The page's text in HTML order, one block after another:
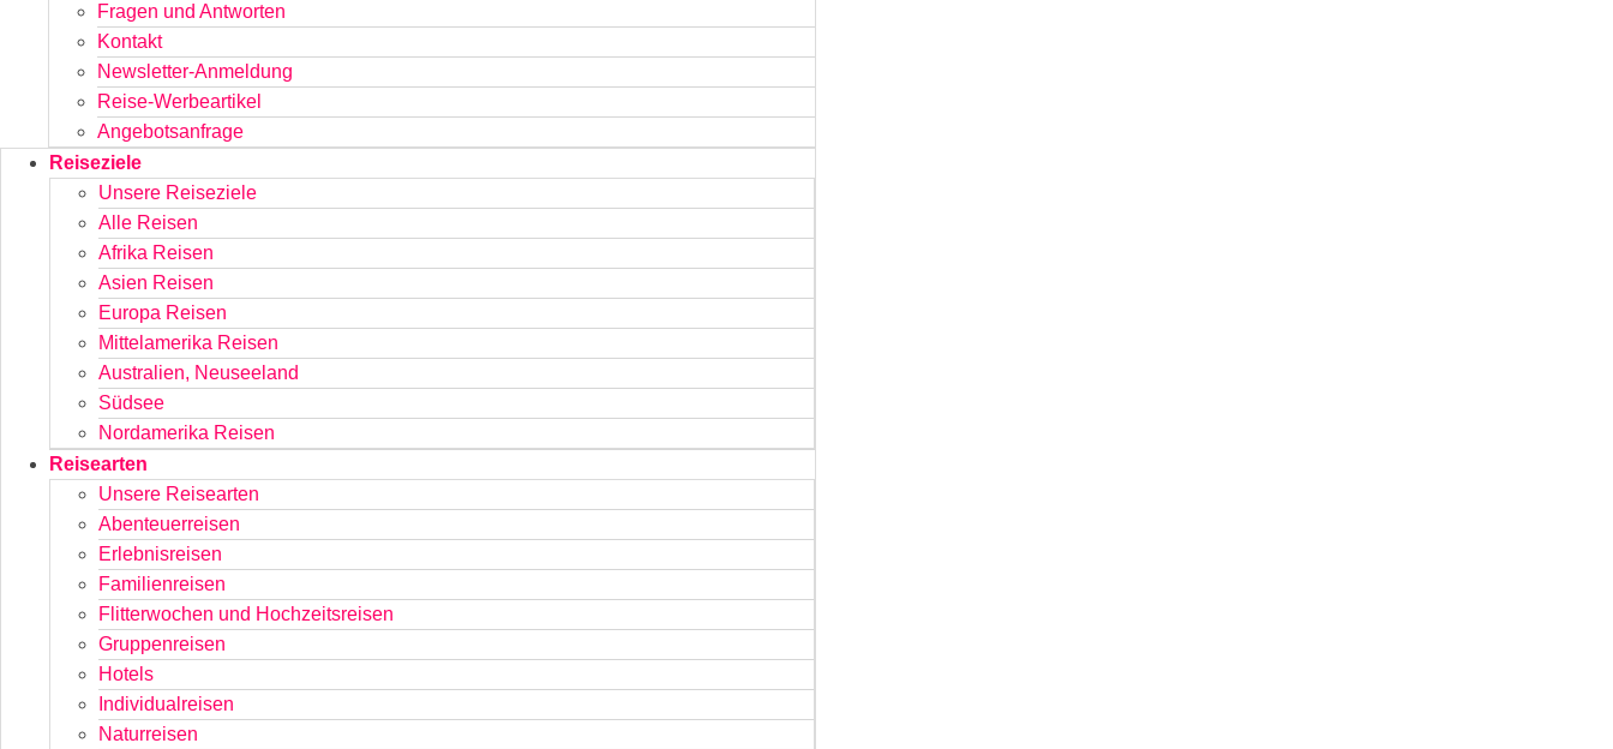
Fragen und Antworten
Kontakt
Newsletter-Anmeldung
Reise-Werbeartikel
Angebotsanfrage
Reiseziele
Unsere Reiseziele
Alle Reisen
Afrika Reisen
Asien Reisen
Europa Reisen
Mittelamerika Reisen
Australien, Neuseeland
Südsee
Nordamerika Reisen
Reisearten
Unsere Reisearten
Abenteuerreisen
Erlebnisreisen
Familienreisen
Flitterwochen und Hochzeitsreisen
Gruppenreisen
Hotels
Individualreisen
Naturreisen